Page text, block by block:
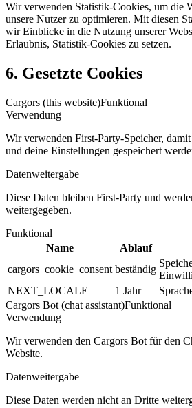
Wir verwenden Statistik-Cookies, um die
unsere Nutzer zu optimieren. Mit diesen
wir Einblicke in die Nutzung unserer
Erlaubnis, Statistik-Cookies zu setzen.
6. Gesetzte Cookies
Cargors (this website)Funktional
Verwendung
Wir verwenden First-Party-Speicher,
und deine Einstellungen gespeichert
Datenweitergabe
Diese Daten bleiben First-Party und
weitergegeben.
Funktional
Name
Ablauf
cargors_cookie_consent beständig
NEXT_LOCALE
1 Jahr
Cargors Bot (chat assistant)Funktional
Verwendung
Wir verwenden den Cargors Bot für den
Website.
Datenweitergabe
Diese Daten werden nicht an Dritte